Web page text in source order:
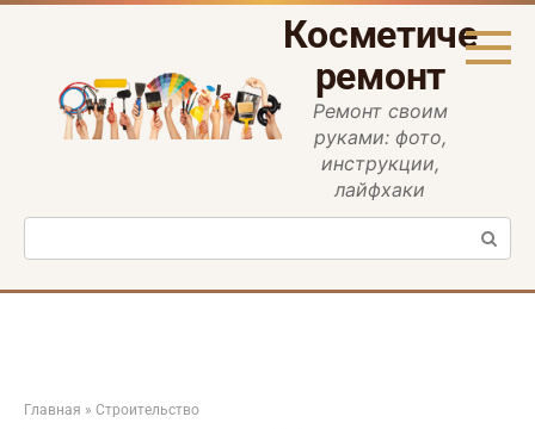
Перейти
ремонт
Ремонт своим
руками: фото,
инструкции,
лайфхаки
Поиск:
Главная » Строительство